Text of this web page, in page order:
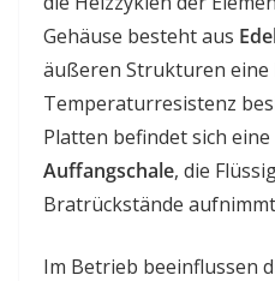
Gehäuse besteht aus
äußeren Strukturen
Temperaturresistenz
Platten befindet sich eine
Auffangschale, die
Bratrückstände
Im Betrieb beeinflussen